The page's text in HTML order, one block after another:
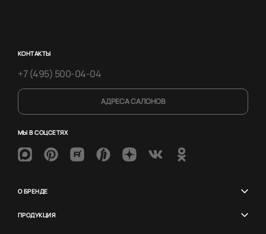
КОНТАКТЫ
+7 (495) 500-04-04
АДРЕСА САЛОНОВ
МЫ В СОЦСЕТЯХ
О БРЕНДЕ
ПРОДУКЦИЯ